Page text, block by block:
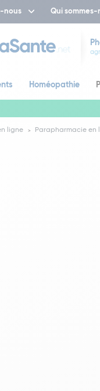
nous Qui sommes-
Homéopathie
ligne Parapharmacie en